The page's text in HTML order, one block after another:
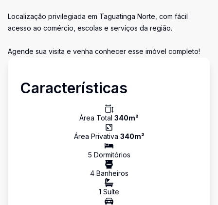
Localização privilegiada em Taguatinga Norte, com fácil
acesso ao comércio, escolas e serviços da região.
Agende sua visita e venha conhecer esse imóvel completo!
Características
Área Total 340m²
Área Privativa 340m²
5 Dormitórios
4Banheiros
1 Suíte